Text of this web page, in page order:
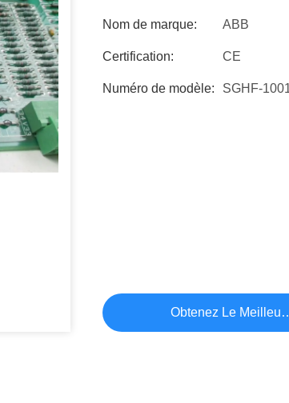
Nom de marque: ABB
Certification: CE
Numéro de modèle: SGHF-
Obtenez Le Meilleur